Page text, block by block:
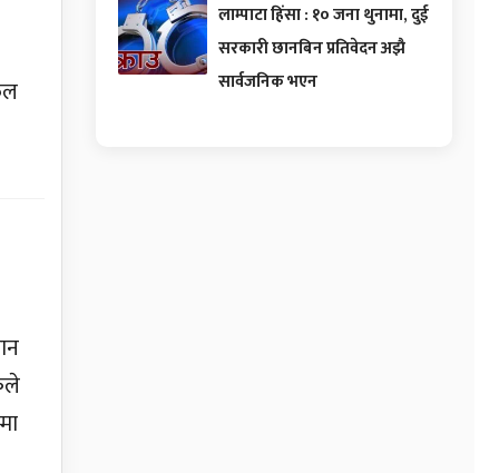
लाम्पाटा हिंसा : १० जना थुनामा, दुई
सरकारी छानबिन प्रतिवेदन अझै
सार्वजनिक भएन